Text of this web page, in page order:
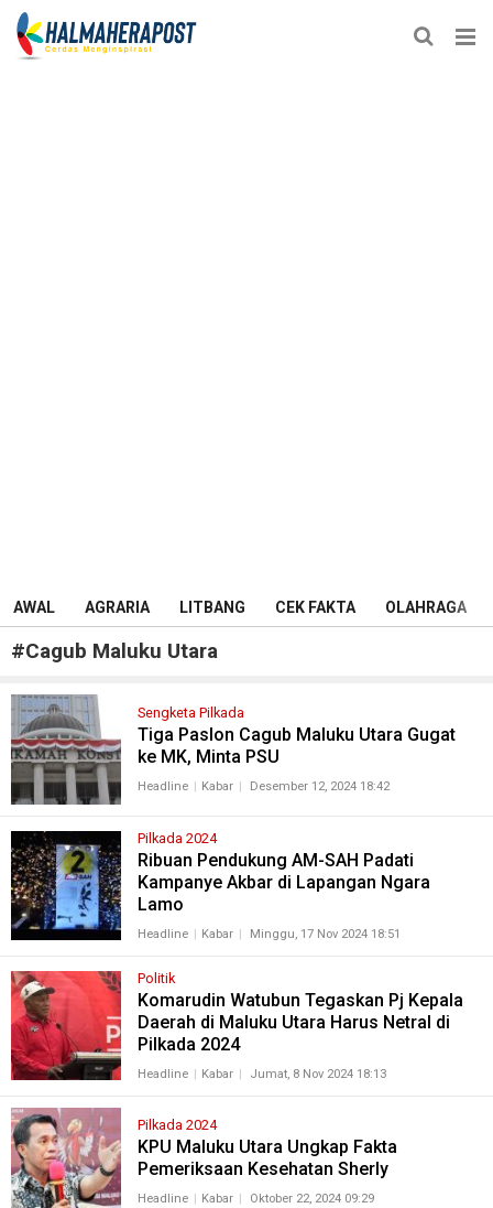
AWAL AGRARIA LITBANG CEK FAKTA OLAHRAGA
#Cagub Maluku Utara
Sengketa Pilkada
Tiga Paslon Cagub Maluku Utara Gugat
ke MK, Minta PSU
Headline Kabar Desember 12, 2024 18:42
Pilkada 2024
Ribuan Pendukung AM-SAH Padati
Kampanye Akbar di Lapangan Ngara
Lamo
Headline Kabar Minggu, 17 Nov 2024 18:51
Politik
Komarudin Watubun Tegaskan Pj Kepala
Daerah di Maluku Utara Harus Netral di
Pilkada 2024
Headline Kabar Jumat, 8 Nov 2024 18:13
Pilkada 2024
KPU Maluku Utara Ungkap Fakta
Pemeriksaan Kesehatan Sherly
Headline Kabar Oktober 22, 2024 09:29